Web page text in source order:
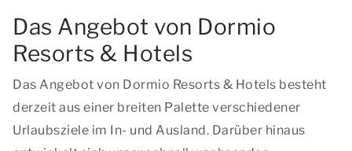
Das Angebot von Dormio
Resorts & Hotels
Das Angebot von Dormio Resorts & Hotels besteht
derzeit aus einer breiten Palette verschiedener
Urlaubsziele im In- und Ausland. Darüber hinaus